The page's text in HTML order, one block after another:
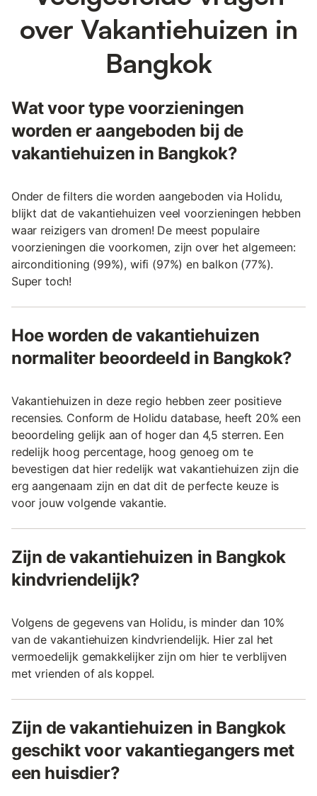
over Vakantiehuizen in
Bangkok
Wat voor type voorzieningen
worden er aangeboden bij de
vakantiehuizen in Bangkok?
Onder de filters die worden aangeboden via Holidu,
blijkt dat de vakantiehuizen veel voorzieningen hebben
waar reizigers van dromen! De meest populaire
voorzieningen die voorkomen, zijn over het algemeen:
airconditioning (99%), wifi (97%) en balkon (77%).
Super toch!
Hoe worden de vakantiehuizen
normaliter beoordeeld in Bangkok?
Vakantiehuizen in deze regio hebben zeer positieve
recensies. Conform de Holidu database, heeft 20% een
beoordeling gelijk aan of hoger dan 4,5 sterren. Een
redelijk hoog percentage, hoog genoeg om te
bevestigen dat hier redelijk wat vakantiehuizen zijn die
erg aangenaam zijn en dat dit de perfecte keuze is
voor jouw volgende vakantie.
Zijn de vakantiehuizen in Bangkok
kindvriendelijk?
Volgens de gegevens van Holidu, is minder dan 10%
van de vakantiehuizen kindvriendelijk. Hier zal het
vermoedelijk gemakkelijker zijn om hier te verblijven
met vrienden of als koppel.
Zijn de vakantiehuizen in Bangkok
geschikt voor vakantiegangers met
een huisdier?